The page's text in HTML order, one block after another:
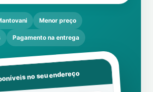
Menor preço
Pagamento na entrega
no seu endereço